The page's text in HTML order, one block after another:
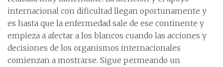
internacional con dificultad llegan oportunamente y
es hasta que la enfermedad sale de ese continente y
empieza a afectar a los blancos cuando las acciones y
decisiones de los organismos internacionales
comienzan a mostrarse. Sigue permeando un